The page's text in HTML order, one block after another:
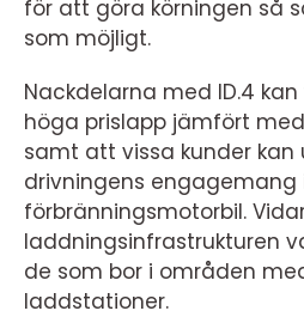
för att göra körningen så
som möjligt.
Nackdelarna med ID.4
höga prislapp jämfört
samt att vissa kunder kan
drivningens
förbränningsmotorbil.
laddningsinfrastrukturen
de som bor i områden
laddstationer.